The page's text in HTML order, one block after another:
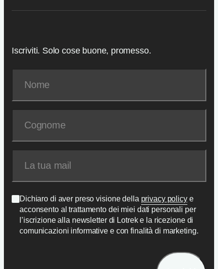
Iscriviti. Solo cose buone, promesso.
Dichiaro di aver preso visione della privacy policye
acconsento al trattamento dei miei dati personali per
l’iscrizione alla newsletter di Lotrek e la ricezione di
comunicazioni informative e con finalità di marketing.